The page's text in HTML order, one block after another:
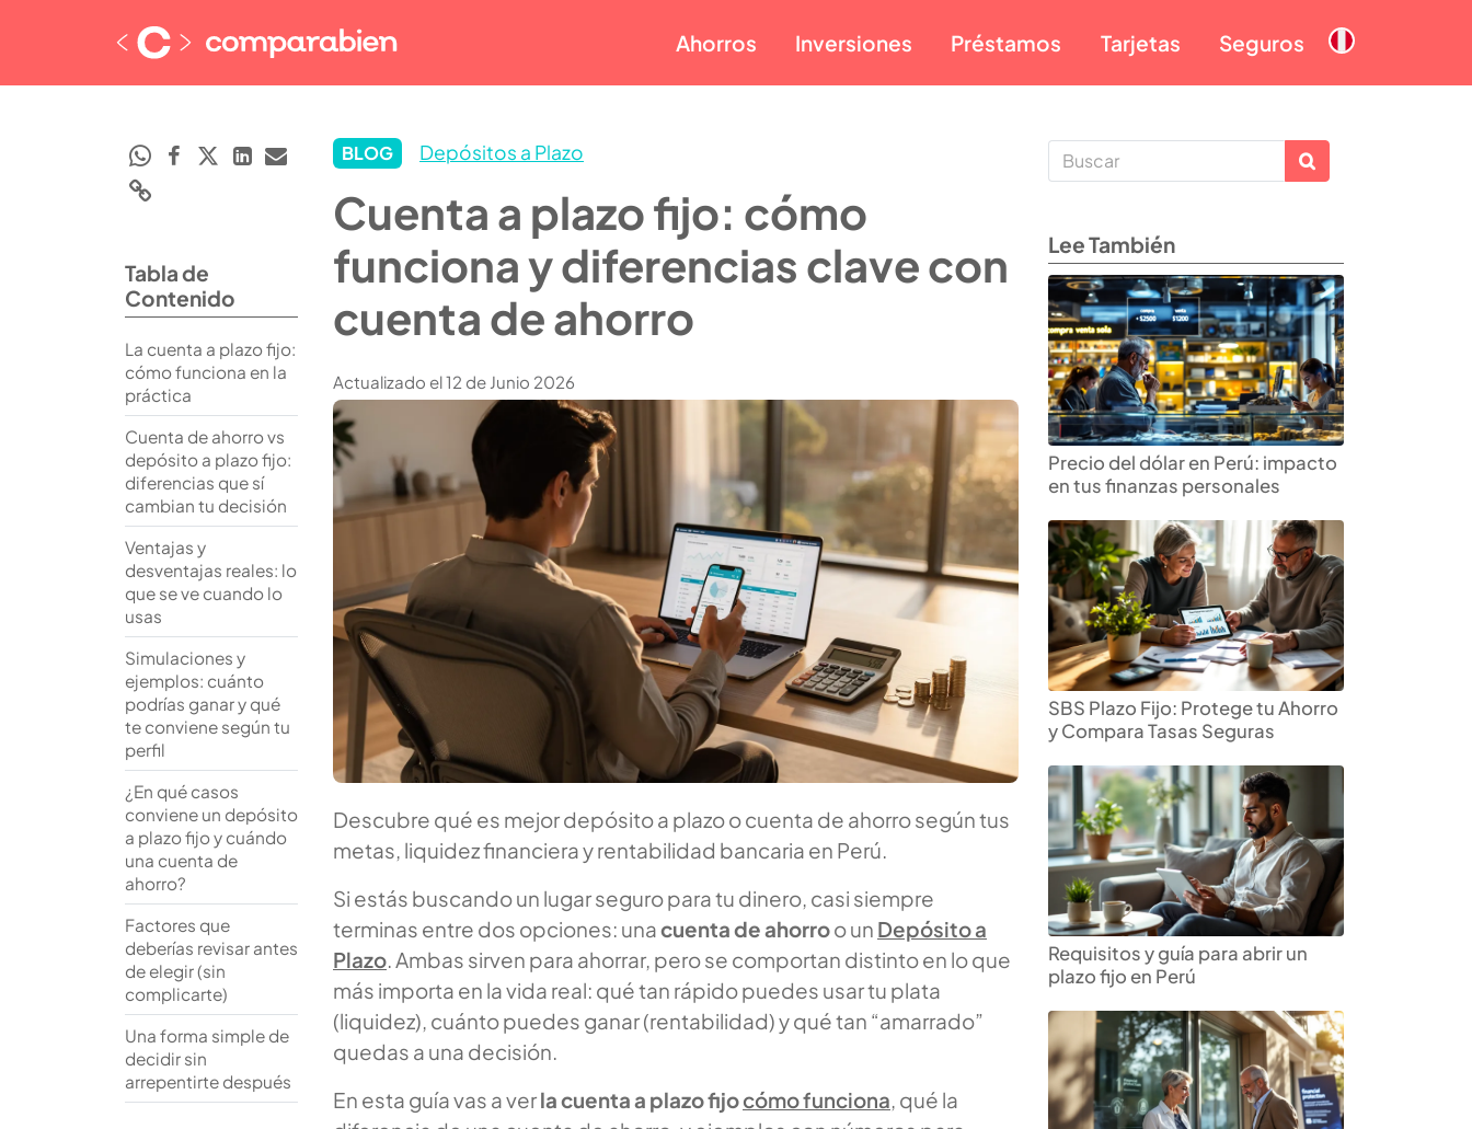
Ahorros Inversiones Préstamos Tarjetas Seguros
BLOG Depósitos a Plazo
Cuenta a plazo fijo: cómo
funciona y diferencias clave con
cuenta de ahorro
Actualizado el 12 de Junio 2026
Descubre qué es mejor depósito a plazo o cuenta de ahorro según tus
metas, liquidez financiera y rentabilidad bancaria en Perú.
Si estás buscando un lugar seguro para tu dinero, casi siempre
terminas entre dos opciones: unacuenta de ahorroo un Depósito a
Plazo . Ambas sirven para ahorrar, pero se comportan distinto en lo que
más importa en la vida real: qué tan rápido puedes usar tu plata
(liquidez), cuánto puedes ganar (rentabilidad) y qué tan “amarrado”
quedas a una decisión.
En esta guía vas a verla cuenta a plazo fijocómo funciona , qué la
Tabla de
Contenido
La cuenta a plazo fijo:
cómo funciona en la
práctica
Cuenta de ahorro vs
depósito a plazo fijo:
diferencias que sí
cambian tu decisión
Ventajas y
desventajas reales: lo
que se ve cuando lo
usas
Simulaciones y
ejemplos: cuánto
podrías ganar y qué
te conviene según tu
perfil
¿En qué casos
conviene un depósito
a plazo fijo y cuándo
una cuenta de
ahorro?
Factores que
deberías revisar antes
de elegir (sin
complicarte)
Una forma simple de
decidir sin
arrepentirte después
Lee También
Precio del dólar en Perú: impacto
en tus finanzas personales
SBS Plazo Fijo: Protege tu Ahorro
y Compara Tasas Seguras
Requisitos y guía para abrir un
plazo fijo en Perú